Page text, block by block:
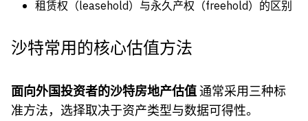
租赁权（leasehold）与永久产权（freehold）的区别
沙特常用的核心估值方法
面向外国投资者的沙特房地产估值通常采用三种标
准方法，选择取决于资产类型与数据可得性。